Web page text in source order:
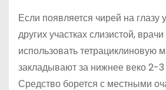
Если появляется чирей на глазу
других участках слизистой,
использовать тетрациклиновую
закладывают за нижнее веко 2-3
Средство борется с местными